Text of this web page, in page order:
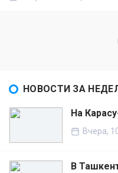
НОВОСТИ ЗА
На
Вчера,
В